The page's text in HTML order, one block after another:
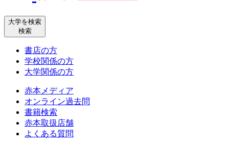
大学を検索
検索
書店の方
学校関係の方
大学関係の方
赤本メディア
オンライン過去問
書籍検索
赤本取扱店舗
よくある質問